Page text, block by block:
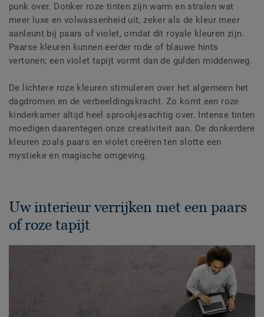
punk over. Donker roze tinten zijn warm en stralen wat
meer luxe en volwassenheid uit, zeker als de kleur meer
aanleunt bij paars of violet, omdat dit royale kleuren zijn.
Paarse kleuren kunnen eerder rode of blauwe hints
vertonen; een violet tapijt vormt dan de gulden middenweg.
De lichtere roze kleuren stimuleren over het algemeen het
dagdromen en de verbeeldingskracht. Zo komt een roze
kinderkamer altijd heel sprookjesachtig over. Intense tinten
moedigen daarentegen onze creativiteit aan. De donkerdere
kleuren zoals paars en violet creëren ten slotte een
mystieke en magische omgeving.
Uw interieur verrijken met een paars
of roze tapijt